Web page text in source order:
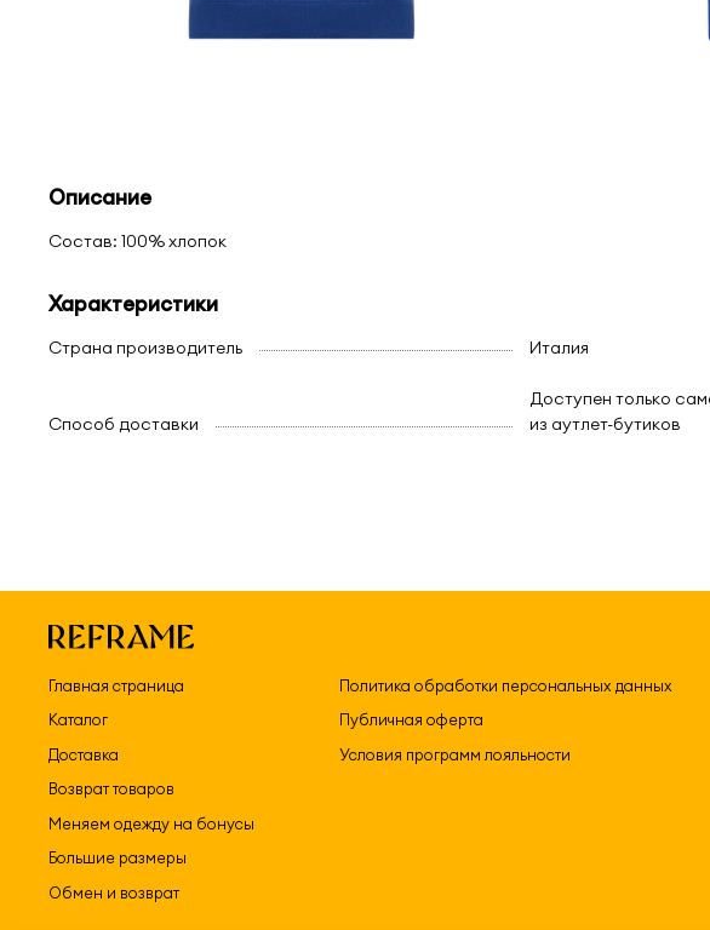
Описание
Состав: 100% хлопок
Характеристики
Страна производитель Италия
Способ доставки
Доступен только
из аутлет-бутиков
Главная страница
Каталог
Доставка
Возврат товаров
Меняем одежду на бонусы
Большие размеры
Обмен и возврат
Политика обработки персональных данных
Публичная оферта
Условия программ лояльности